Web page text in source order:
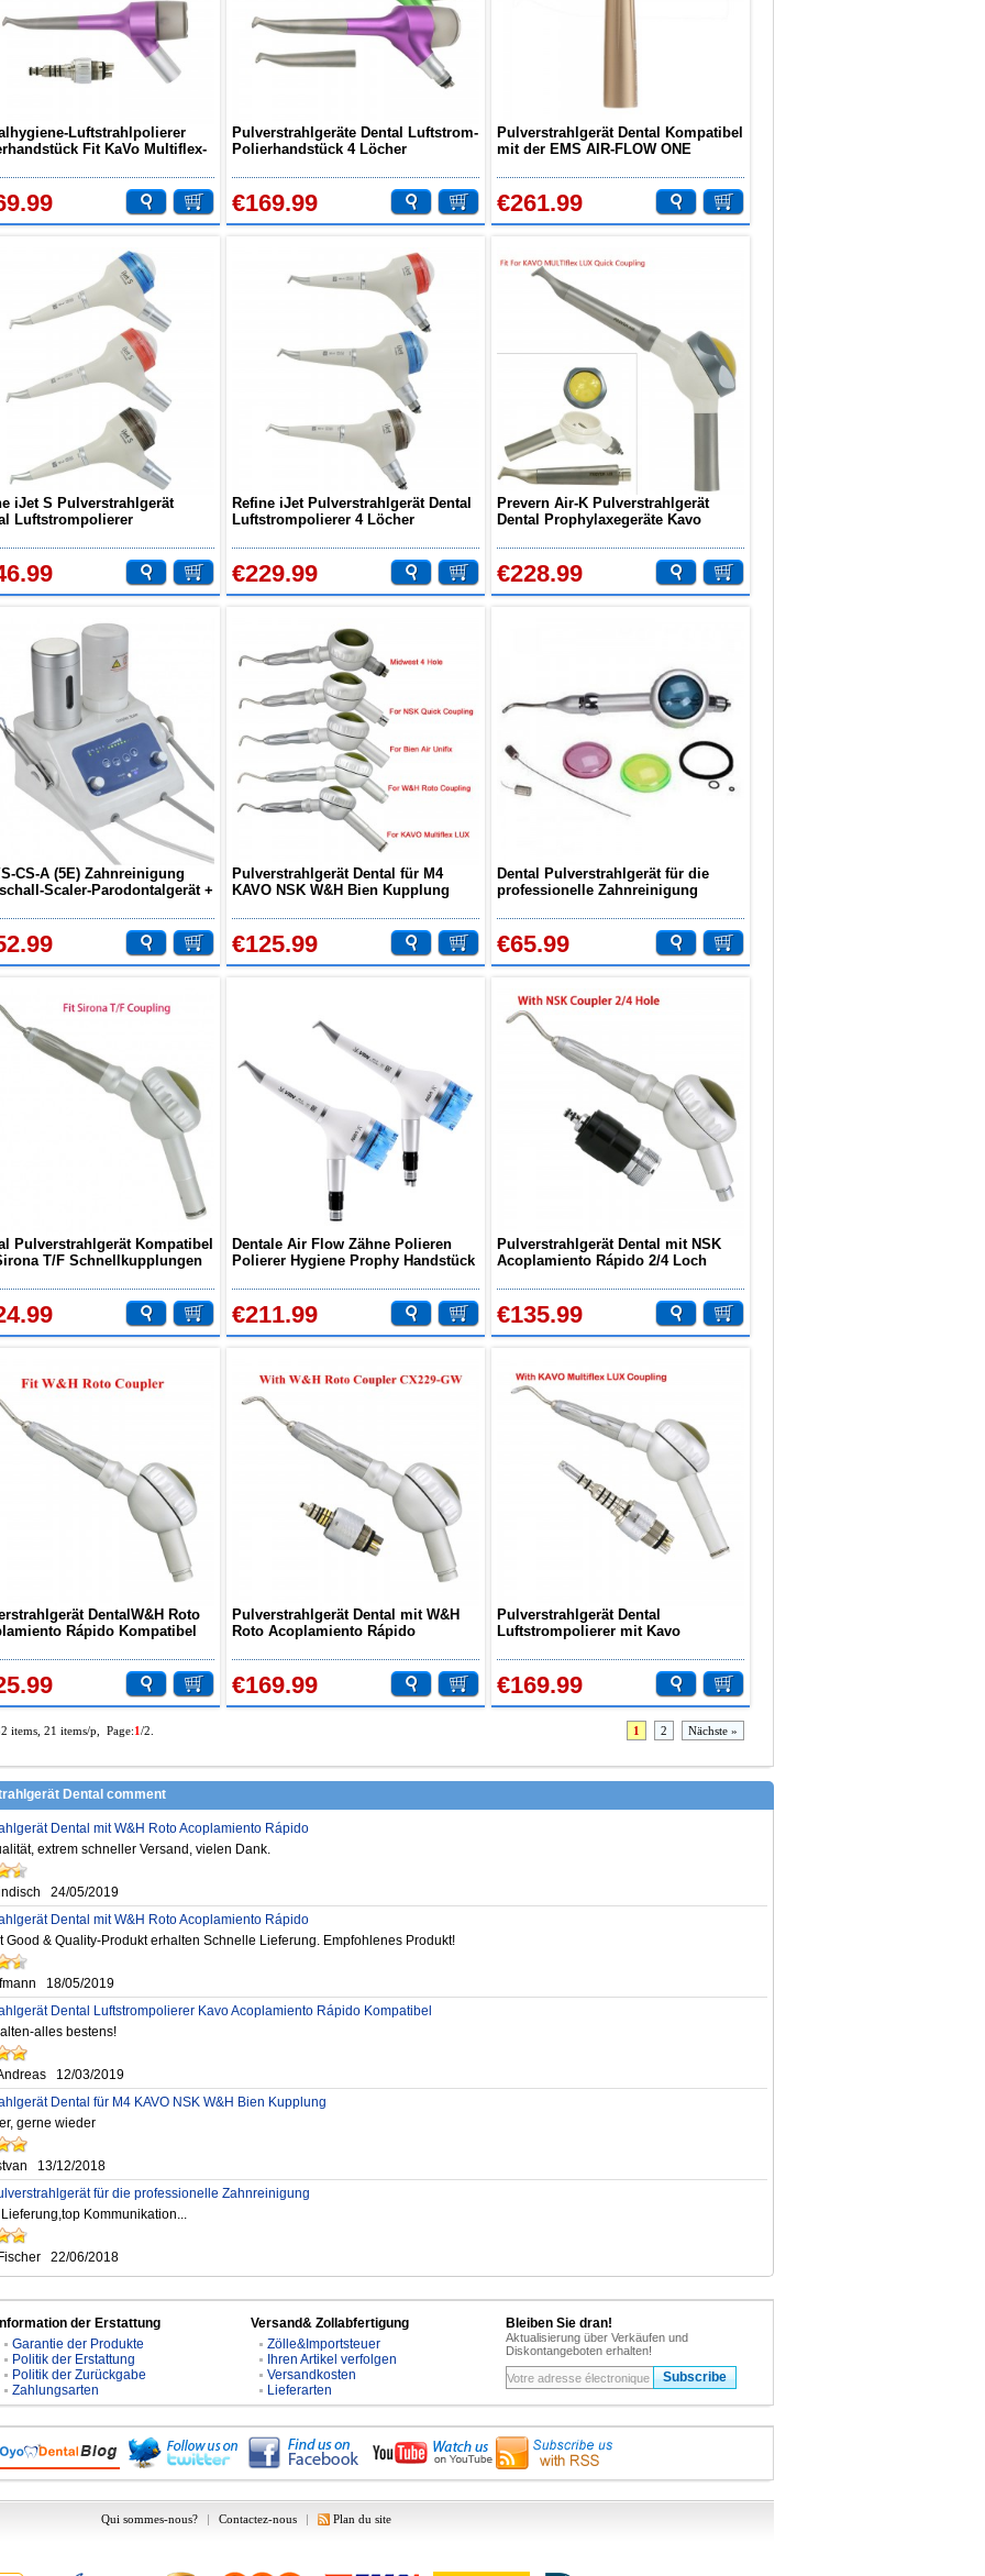
Luftstrahlpolierer
Fit KaVo Multiflex-
Pulverstrahlgeräte Dental Luftstrom-
Polierhandstück 4 Löcher
€169.99
Pulverstrahlgerät Dental Kompatibel
mit der EMS AIR-FLOW ONE
Düse
€261.99
iJet S Pulverstrahlgerät
Luftstrompolierer
Refine iJet Pulverstrahlgerät Dental
Luftstrompolierer 4 Löcher
€229.99
Prevern Air-K Pulverstrahlgerät
Dental Prophylaxegeräte Kavo
€228.99
CS-A (5E) Zahnreinigung
Scaler-Parodontalgerät +
Pulverstrahlgerät Dental für M4
KAVO NSK W&H Bien Kupplung
€125.99
Dental Pulverstrahlgerät für die
professionelle Zahnreinigung
€65.99
Pulverstrahlgerät Kompatibel
T/F Schnellkupplungen
Dentale Air Flow Zähne Polieren
Polierer Hygiene Prophy Handstück
€211.99
Pulverstrahlgerät Dental mit NSK
Acoplamiento Rápido 2/4 Loch
€135.99
DentalW&H Roto
Rápido Kompatibel
Pulverstrahlgerät Dental mit W&H
Roto Acoplamiento Rápido
€169.99
Pulverstrahlgerät Dental
Luftstrompolierer mit Kavo
€169.99
1 2 Nächste »
items, 21 items/p, Page:1/2.
Dental comment
Dental mit W&H Roto Acoplamiento Rápido
extrem schneller Versand, vielen Dank.
24/05/2019
Dental mit W&H Roto Acoplamiento Rápido
Good & Quality-Produkt erhalten Schnelle Lieferung. Empfohlenes Produkt!
18/05/2019
Dental Luftstrompolierer Kavo Acoplamiento Rápido Kompatibel
alles bestens!
12/03/2019
Dental für M4 KAVO NSK W&H Bien Kupplung
gerne wieder
13/12/2018
für die professionelle Zahnreinigung
Kommunikation...
22/06/2018
Information der Erstattung
Garantie der Produkte
Politik der Erstattung
Politik der Zurückgabe
Zahlungsarten
Versand& Zollabfertigung
Zölle&Importsteuer
Ihren Artikel verfolgen
Versandkosten
Lieferarten
Bleiben Sie dran!
Aktualisierung über Verkäufen und
Diskontangeboten erhalten!
Qui sommes-nous? | Contactez-nous | Plan du site